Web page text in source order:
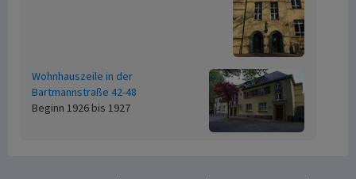
Wohnhauszeile in der
Bartmannstraße 42-48
Beginn 1926 bis 1927